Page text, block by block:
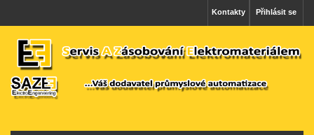
Přihlásit se
Kontakty